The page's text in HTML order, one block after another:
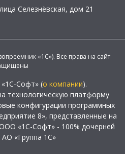
Селезнёвская, дом 21
«1С»). Все права на сайт
Софт» (о компании).
технологическую платформу
конфигурации программных
8», представленные на
«1С-Софт» - 100% дочерней
«Группа 1С»